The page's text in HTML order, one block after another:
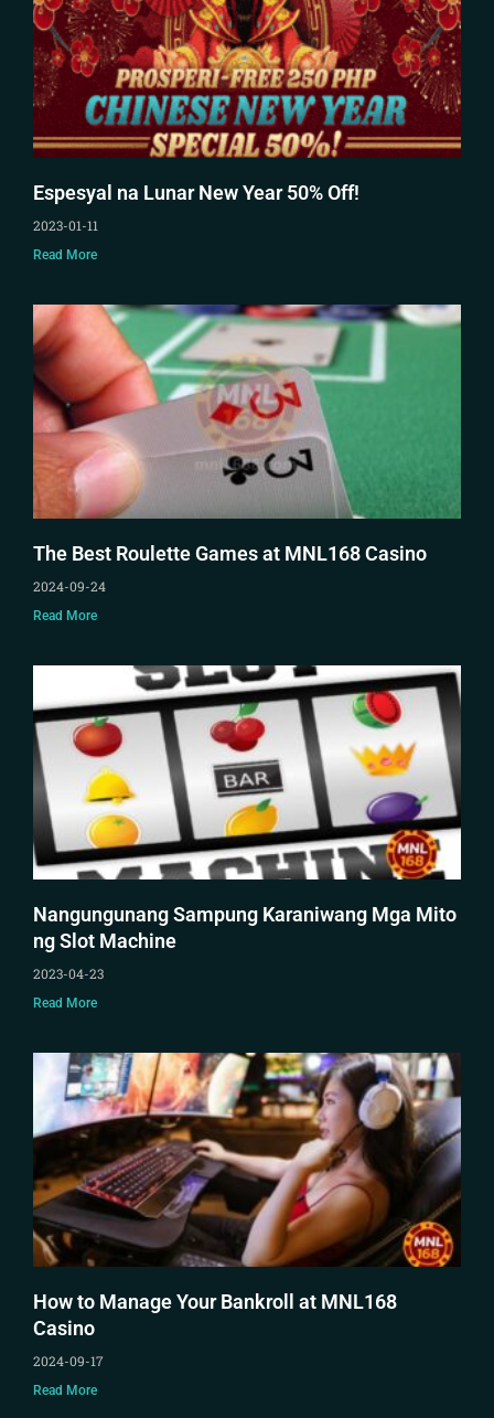
Espesyal na Lunar New Year 50% Off!
2023-01-11
Read More
The Best Roulette Games at MNL168 Casino
2024-09-24
Read More
Nangungunang Sampung Karaniwang Mga Mito
ng Slot Machine
2023-04-23
Read More
How to Manage Your Bankroll at MNL168
Casino
2024-09-17
Read More